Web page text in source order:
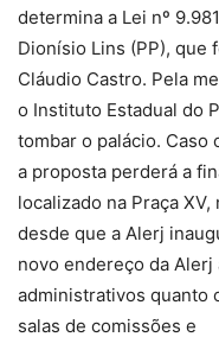
determina a Lei nº
Dionísio Lins (PP), que
Cláudio Castro. Pela
o Instituto Estadual do
tombar o palácio. Caso
a proposta perderá a
localizado na Praça
desde que a Alerj
novo endereço da
administrativos quanto
salas de comissões e